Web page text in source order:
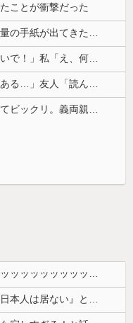
ことが衝撃だった